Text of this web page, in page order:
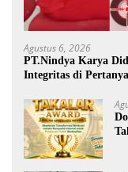
Agustus 6, 2026
PT.Nindya Karya
Integritas di